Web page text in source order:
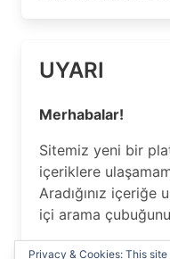
UYARI
Merhabalar!
Sitemiz yeni bir
içeriklere
Aradığınız içeriğe
içi arama çubuğunu
Anlayışınız için
Privacy & Cookies: This